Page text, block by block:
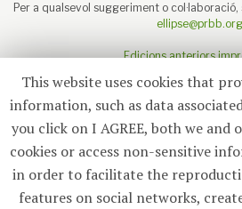
Per a qualsevol suggeriment o
ellipse@prbb.org
Edicions anteriors
Sobre el PRBB
Avís legal
Subscriu-te
This website uses cookies that
information, such as data
you click on I AGREE, both we
cookies or access non-sensitive
in order to facilitate the
features on social networks,